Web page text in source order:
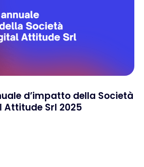
d’impatto della Società
Attitude Srl 2025